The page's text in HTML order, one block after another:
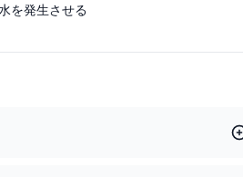
を発生させる